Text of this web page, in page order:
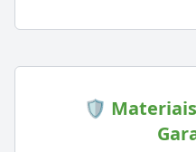
🛡️